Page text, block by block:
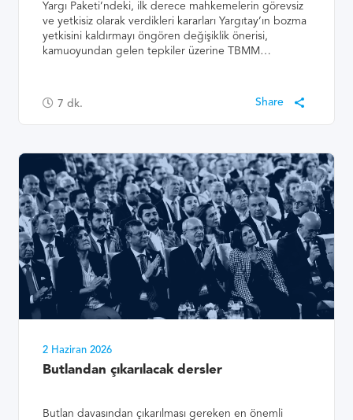
Yargı Paketi’ndeki, ilk derece mahkemelerin görevsiz
ve yetkisiz olarak verdikleri kararları Yargıtay’ın bozma
yetkisini kaldırmayı öngören değişiklik önerisi,
kamuoyundan gelen tepkiler üzerine TBMM…
7 dk.
2 Haziran 2026
Butlandan çıkarılacak dersler
Butlan davasından çıkarılması gereken en önemli